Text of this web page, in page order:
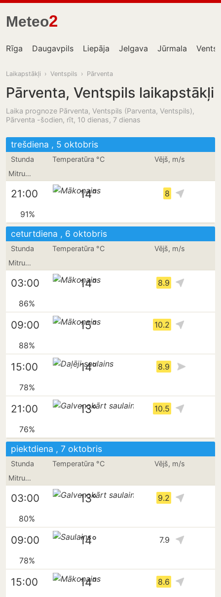
Meteo2
Rīga Daugavpils Liepāja Jelgava Jūrmala
Laikapstākļi › Ventspils › Pārventa
Pārventa, Ventspils laikapstākļi
Laika prognoze Pārventa, Ventspils (Parventa, Ventspils),
Pārventa -šodien, rīt, 10 dienas, 7 dienas
trešdiena , 5 oktobris
Stunda Temperatūra °C
Vējš, m/s
Mitrums
21:00 14° 8
91%
ceturtdiena , 6 oktobris
Stunda Temperatūra °C
Vējš, m/s
Mitrums
03:00 14° 8.9
86%
09:00 15° 10.2
88%
15:00 14° 8.9
78%
21:00 13° 10.5
76%
piektdiena , 7 oktobris
Stunda Temperatūra °C
Vējš, m/s
Mitrums
03:00 13° 9.2
80%
09:00 14° 7.9
78%
15:00 14° 8.6